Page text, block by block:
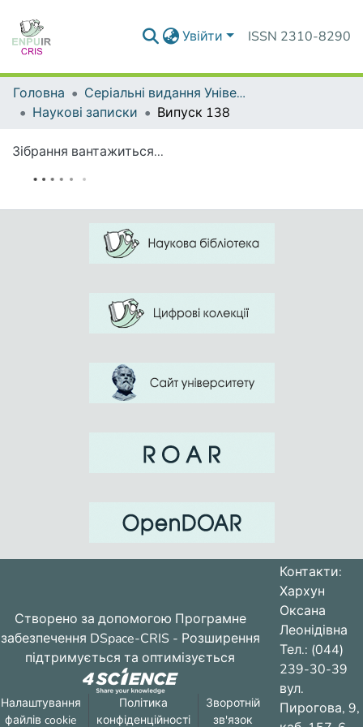
Увійти ISSN 2310-8290
Головна
Серіальні видання Університету
Наукові записки
Випуск 138
Зібрання вантажиться...
Створено за допомогою Програмне
забезпечення DSpace-CRIS - Розширення
підтримується та оптимізується
Налаштування
файлів cookie
Політика
конфіденційності
Зворотній
зв'язок
Контакти:
Хархун
Оксана
Леонідівна
Тел.: (044)
239-30-39
вул.
Пирогова, 9,